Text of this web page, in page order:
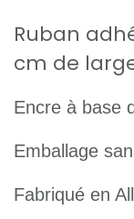
Ruban
cm de
Encre à base
Emballage
Fabriqué en